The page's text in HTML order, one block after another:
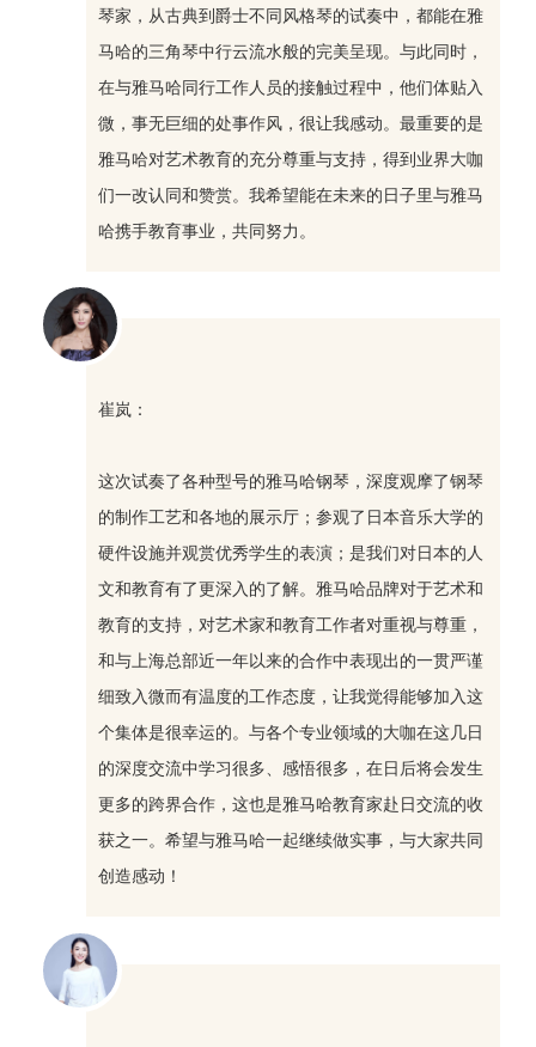
琴家，从古典到爵士不同风格琴的试奏中，都能在雅
马哈的三角琴中行云流水般的完美呈现。与此同时，
在与雅马哈同行工作人员的接触过程中，他们体贴入
微，事无巨细的处事作风，很让我感动。最重要的是
雅马哈对艺术教育的充分尊重与支持，得到业界大咖
们一改认同和赞赏。我希望能在未来的日子里与雅马
哈携手教育事业，共同努力。
崔岚：
这次试奏了各种型号的雅马哈钢琴，深度观摩了钢琴
的制作工艺和各地的展示厅；参观了日本音乐大学的
硬件设施并观赏优秀学生的表演；是我们对日本的人
文和教育有了更深入的了解。雅马哈品牌对于艺术和
教育的支持，对艺术家和教育工作者对重视与尊重，
和与上海总部近一年以来的合作中表现出的一贯严谨
细致入微而有温度的工作态度，让我觉得能够加入这
个集体是很幸运的。与各个专业领域的大咖在这几日
的深度交流中学习很多、感悟很多，在日后将会发生
更多的跨界合作，这也是雅马哈教育家赴日交流的收
获之一。希望与雅马哈一起继续做实事，与大家共同
创造感动！